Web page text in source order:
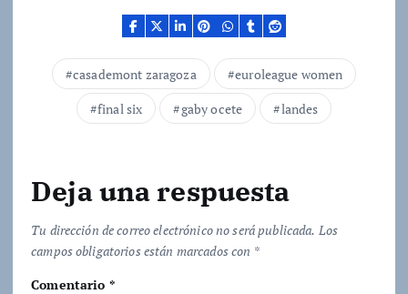
casademont zaragoza
euroleague women
final six
gaby ocete landes
Deja una respuesta
Tu dirección de correo electrónico no será publicada. Los
campos obligatorios están marcados con *
Comentario *